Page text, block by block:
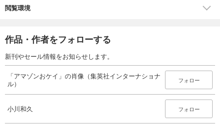
閲覧環境
作品・作者をフォローする
新刊やセール情報をお知らせします。
「アマゾンおケイ」の肖像（集英社インターナショナ
ル）
フォロー
小川和久 フォロー